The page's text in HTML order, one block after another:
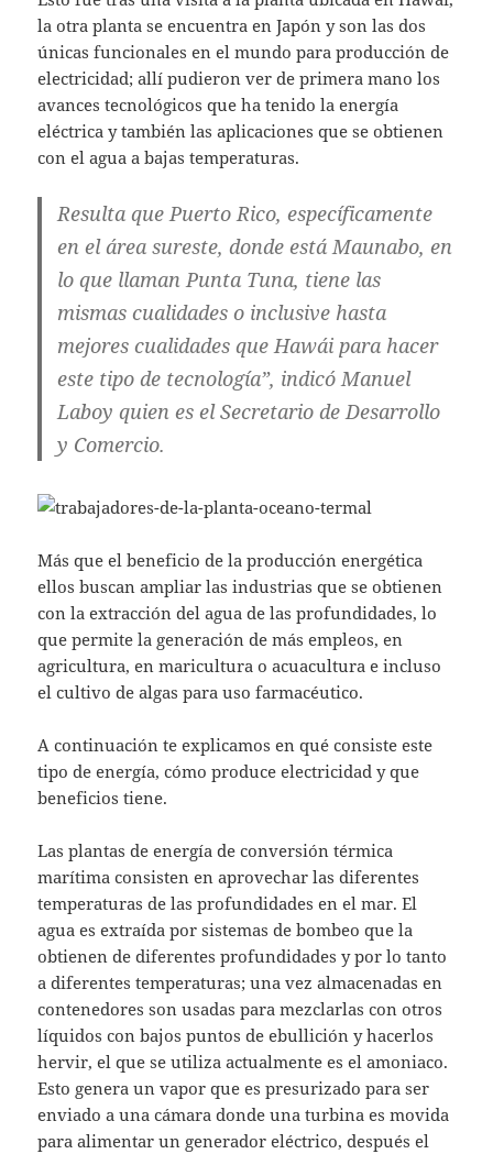
la otra planta se encuentra en Japón y son las dos
únicas funcionales en el mundo para producción de
electricidad; allí pudieron ver de primera mano los
avances tecnológicos que ha tenido la energía
eléctrica y también las aplicaciones que se obtienen
con el agua a bajas temperaturas.
Resulta que Puerto Rico, específicamente
en el área sureste, donde está Maunabo, en
lo que llaman Punta Tuna, tiene las
mismas cualidades o inclusive hasta
mejores cualidades que Hawái para hacer
este tipo de tecnología”, indicó Manuel
Laboy quien es el Secretario de Desarrollo
y Comercio.
Más que el beneficio de la producción energética
ellos buscan ampliar las industrias que se obtienen
con la extracción del agua de las profundidades, lo
que permite la generación de más empleos, en
agricultura, en maricultura o acuacultura e incluso
el cultivo de algas para uso farmacéutico.
A continuación te explicamos en qué consiste este
tipo de energía, cómo produce electricidad y que
beneficios tiene.
Las plantas de energía de conversión térmica
marítima consisten en aprovechar las diferentes
temperaturas de las profundidades en el mar. El
agua es extraída por sistemas de bombeo que la
obtienen de diferentes profundidades y por lo tanto
a diferentes temperaturas; una vez almacenadas en
contenedores son usadas para mezclarlas con otros
líquidos con bajos puntos de ebullición y hacerlos
hervir, el que se utiliza actualmente es el amoniaco.
Esto genera un vapor que es presurizado para ser
enviado a una cámara donde una turbina es movida
para alimentar un generador eléctrico, después el